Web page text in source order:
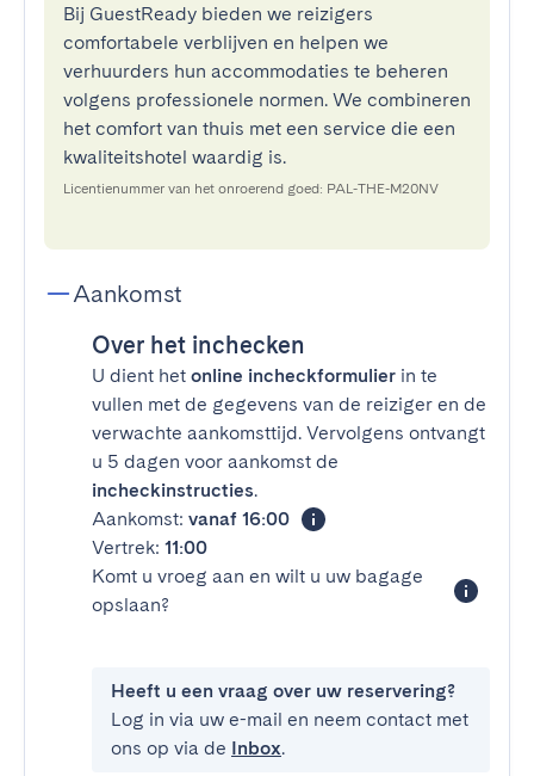
Bij GuestReady bieden we reizigers
comfortabele verblijven en helpen we
verhuurders hun accommodaties te beheren
volgens professionele normen. We combineren
het comfort van thuis met een service die een
kwaliteitshotel waardig is.
Licentienummer van het onroerend goed: PAL-THE-M20NV
Aankomst
Over het inchecken
U dient het online incheckformulier in te
vullen met de gegevens van de reiziger en de
verwachte aankomsttijd. Vervolgens ontvangt
u 5 dagen voor aankomst de
incheckinstructies.
Aankomst: vanaf 16:00
Vertrek: 11:00
Komt u vroeg aan en wilt u uw bagage
opslaan?
Heeft u een vraag over uw reservering?
Log in via uw e-mail en neem contact met
ons op via de Inbox.